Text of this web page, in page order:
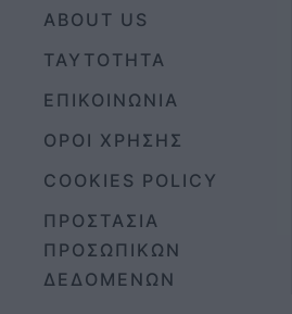
ABOUT US
ΤΑΥΤΟΤΗΤΑ
ΕΠΙΚΟΙΝΩΝΙΑ
ΟΡΟΙ ΧΡΗΣΗΣ
COOKIES POLICY
ΠΡΟΣΤΑΣΙΑ
ΠΡΟΣΩΠΙΚΩΝ
ΔΕΔΟΜΕΝΩΝ